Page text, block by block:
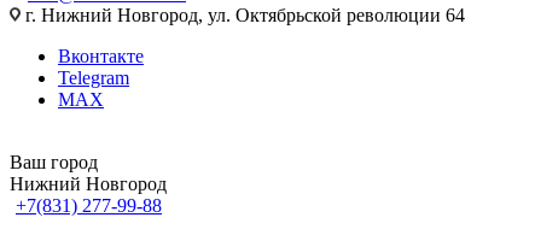
г. Нижний Новгород, ул. Октябрьской революции 64
Вконтакте
Telegram
MAX
Ваш город
Нижний Новгород
+7(831) 277-99-88